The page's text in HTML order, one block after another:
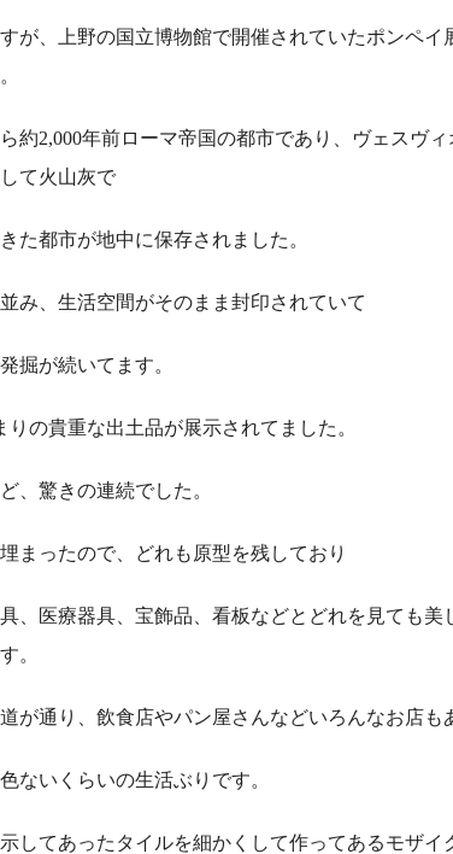
が、上野の国立博物館で開催されていたポンペイ
約2,000年前ローマ帝国の都市であり、ヴェスヴ
て火山灰で
た都市が地中に保存されました。
み、生活空間がそのまま封印されていて
掘が続いてます。
りの貴重な出土品が展示されてました。
、驚きの連続でした。
まったので、どれも原型を残しており
、医療器具、宝飾品、看板などとどれを見ても美
。
が通り、飲食店やパン屋さんなどいろんなお店も
ないくらいの生活ぶりです。
してあったタイルを細かくして作ってあるモザイ